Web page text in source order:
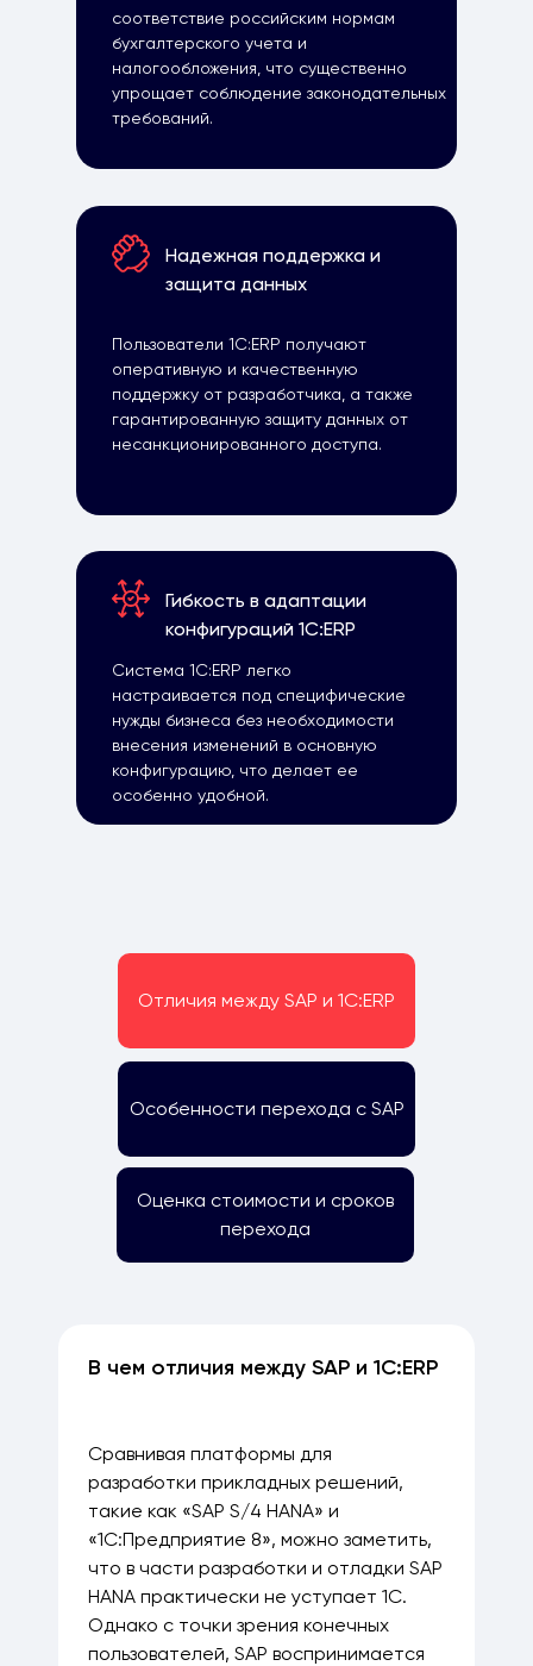
Гибкость в адаптации
конфигураций 1С:ERP
Система 1С:ERP легко
настраивается под специфические
нужды бизнеса без необходимости
внесения изменений в основную
конфигурацию, что делает ее
особенно удобной.
соответствие российским нормам
бухгалтерского учета и
налогообложения, что существенно
упрощает соблюдение законодательных
требований.
Надежная поддержка и
защита данных
Пользователи 1С:ERP получают
оперативную и качественную
поддержку от разработчика, а также
гарантированную защиту данных от
несанкционированного доступа.
Сравнивая платформы для
разработки прикладных решений,
такие как «SAP S/4 HANA» и
«1С:Предприятие 8», можно заметить,
что в части разработки и отладки SAP
HANA практически не уступает 1С.
Однако с точки зрения конечных
пользователей, SAP воспринимается
В чем отличия между SAP и 1С:ERP
Отличия между SAP и 1С:ERP
Особенности перехода с SAP
Оценка стоимости и сроков
перехода